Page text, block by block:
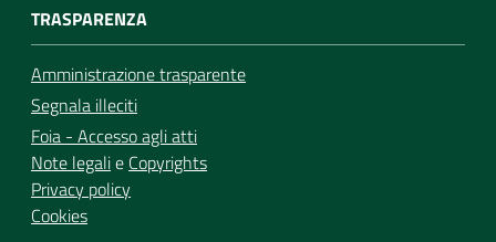
TRASPARENZA
Amministrazione trasparente
Segnala illeciti
Foia - Accesso agli atti
Note legalie Copyrights
Privacy policy
Cookies